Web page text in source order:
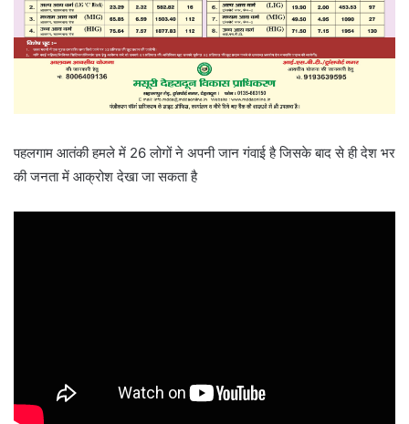
पहलगाम आतंकी हमले में 26 लोगों ने अपनी जान गंवाई है जिसके बाद से ही देश भर
की जनता में आक्रोश देखा जा सकता है